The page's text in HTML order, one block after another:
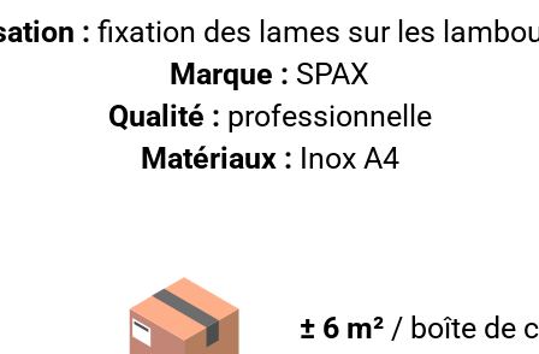
: fixation des lames sur les
Marque : SPAX
Qualité : professionnelle
Matériaux : Inox A4
± 6 m² / boîte de